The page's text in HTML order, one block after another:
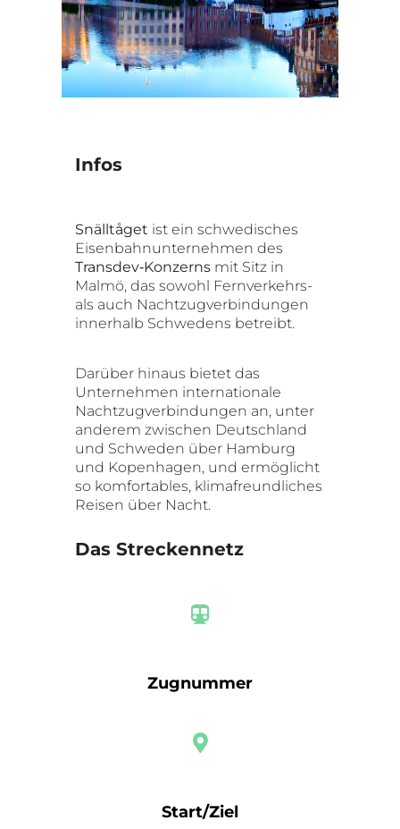
Infos
Snälltåget ist ein schwedisches
Eisenbahnunternehmen des
Transdev‑Konzerns mit Sitz in
Malmö, das sowohl Fernverkehrs-
als auch Nachtzugverbindungen
innerhalb Schwedens betreibt.
Darüber hinaus bietet das
Unternehmen internationale
Nachtzugverbindungen an, unter
anderem zwischen Deutschland
und Schweden über Hamburg
und Kopenhagen, und ermöglicht
so komfortables, klimafreundliches
Reisen über Nacht.
Das Streckennetz
Zugnummer
Start/Ziel